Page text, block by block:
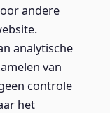
andere
analytische
van
controle
het